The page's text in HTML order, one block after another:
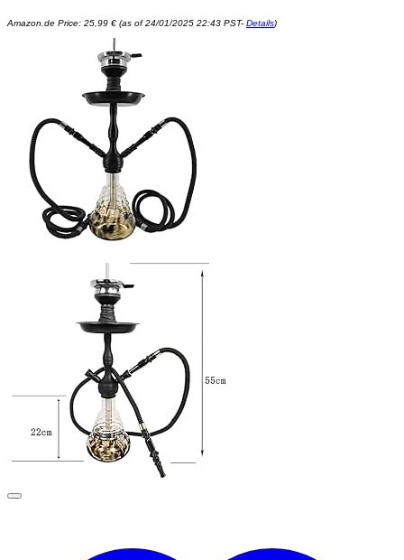
Amazon.de Price: 25,99 € (as of 24/01/2025 22:43 PST- Details)